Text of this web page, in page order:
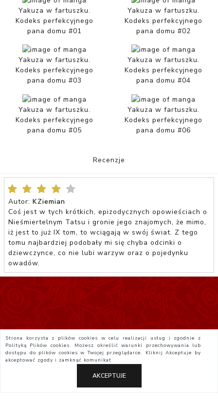
Yakuza w fartuszku.
Kodeks perfekcyjnego
pana domu #01
Yakuza w fartuszku.
Kodeks perfekcyjnego
pana domu #02
Yakuza w fartuszku.
Kodeks perfekcyjnego
pana domu #03
Yakuza w fartuszku.
Kodeks perfekcyjnego
pana domu #04
Yakuza w fartuszku.
Kodeks perfekcyjnego
pana domu #05
Yakuza w fartuszku.
Kodeks perfekcyjnego
pana domu #06
Recenzje
Autor: KZiemian
Coś jest w tych krótkich, epizodycznych opowieściach o
Nieśmiertelnym Tatsu i gronie jego znajomych, że mimo,
iż jest to już IX tom, to wciągają w swój świat. Z tego
tomu najbardziej podobały mi się chyba odcinki o
dziewczynce, co nie lubi warzyw oraz o pojedynku
owadów.
Strona korzysta z plików cookies w celu realizacji usług i zgodnie z
Polityką Plików cookies. Możesz określić warunki przechowywania lub
dostępu do plików cookies w Twojej przeglądarce. KliknijAkceptuje by
akceptować zgody i zamknąć komunikat
AKCEPTUJE